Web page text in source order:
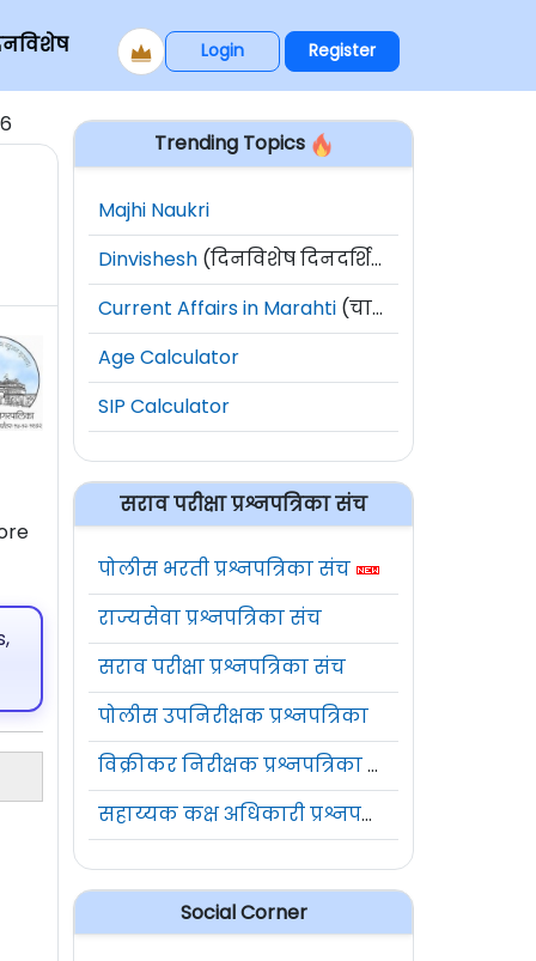
Login Register
Trending Topics
Majhi Naukri
Dinvishesh (दिनविशेष दिनदर्शिका)
Current Affairs in Marahti (चालू घडामोडी)
Age Calculator
SIP Calculator
सराव परीक्षा प्रश्नपत्रिका संच
पोलीस भरती प्रश्नपत्रिका संच
राज्यसेवा प्रश्नपत्रिका संच
सराव परीक्षा प्रश्नपत्रिका संच
पोलीस उपनिरीक्षक प्रश्नपत्रिका
विक्रीकर निरीक्षक प्रश्नपत्रिका संच
सहाय्यक कक्ष अधिकारी प्रश्नपत्रिका संच
Social Corner